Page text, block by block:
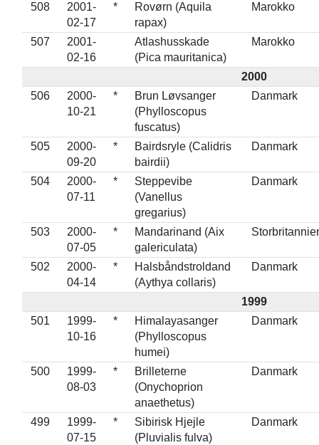
508
2001-
02-17
*
Rovørn (Aquila
rapax)
Marokko
507
2001-
02-16
Atlashusskade
(Pica mauritanica)
Marokko
2000
506
2000-
10-21
*
Brun Løvsanger
(Phylloscopus
fuscatus)
Danmark
505
2000-
09-20
*
Bairdsryle (Calidris
bairdii)
Danmark
504
2000-
07-11
*
Steppevibe
(Vanellus
gregarius)
Danmark
503
2000-
07-05
*
Mandarinand (Aix
galericulata)
502
2000-
04-14
*
Halsbåndstroldand
(Aythya collaris)
Danmark
1999
501
1999-
10-16
*
Himalayasanger
(Phylloscopus
humei)
Danmark
500
1999-
08-03
*
Brilleterne
(Onychoprion
anaethetus)
Danmark
499
1999-
07-15
*
Sibirisk Hjejle
(Pluvialis fulva)
Danmark